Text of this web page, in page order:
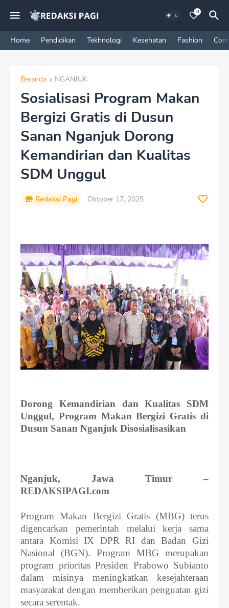
0
Home Pendidikan Tekhnologi Kesehatan Fashion
Beranda NGANJUK
Sosialisasi Program Makan
Bergizi Gratis di Dusun
Sanan Nganjuk Dorong
Kemandirian dan Kualitas
SDM Unggul
Redaksi Pagi Oktober 17, 2025
Dorong Kemandirian dan Kualitas SDM
Unggul, Program Makan Bergizi Gratis di
Dusun Sanan Nganjuk Disosialisasikan
Nganjuk, Jawa Timur –
REDAKSIPAGI.com
Program Makan Bergizi Gratis (MBG) terus
digencarkan pemerintah melalui kerja sama
antara Komisi IX DPR RI dan Badan Gizi
Nasional (BGN). Program MBG merupakan
program prioritas Presiden Prabowo Subianto
dalam misinya meningkatkan kesejahteraan
masyarakat dengan memberikan penguatan gizi
secara serentak.
i
u
m
B
y
R
a
u
s
h
a
n
D
g
n
W
i
h
r
o
f
T
e
m
p
l
a
t
e
s